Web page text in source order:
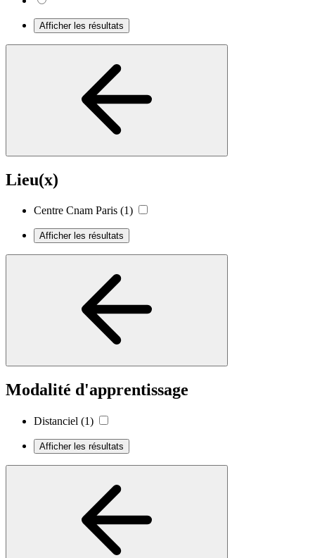
Afficher les résultats
Lieu(x)
Centre Cnam Paris (1)
Afficher les résultats
Modalité d'apprentissage
Distanciel (1)
Afficher les résultats